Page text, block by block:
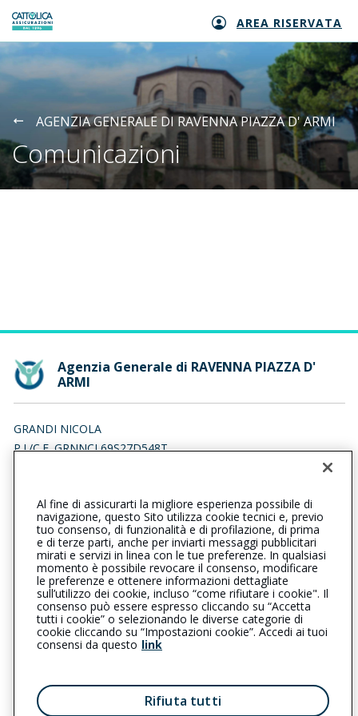
Generali logo AREA RISERVATA
AGENZIA GENERALE DI RAVENNA PIAZZA D' ARMI
Comunicazioni
Agenzia Generale di RAVENNA PIAZZA D'
ARMI
GRANDI NICOLA
P.I./C.F. GRNNCL69S27D548T
0544471500 0544471558
ravennapiazzadarmi@cattolica.it
nicolagrandi@pec.it
L’intermediario è soggetto al controllo dell’IVASS. Consulta il
Registro RUI al seguentelink
Privacy | Cookie |
Il Gruppo Generali
Al fine di assicurarti la migliore esperienza possibile di
navigazione, questo Sito utilizza cookie tecnici e, previo
tuo consenso, di funzionalità e di profilazione, di prima
e di terze parti, anche per inviarti messaggi pubblicitari
mirati e servizi in linea con le tue preferenze. In qualsiasi
momento è possibile revocare il consenso, modificare
le preferenze e ottenere informazioni dettagliate
sull’utilizzo dei cookie, incluso “come rifiutare i cookie". Il
consenso può essere espresso cliccando su “Accetta
tutti i cookie” o selezionando le diverse categorie di
cookie cliccando su “Impostazioni cookie”. Accedi ai tuoi
consensi da questo link
Rifiuta tutti